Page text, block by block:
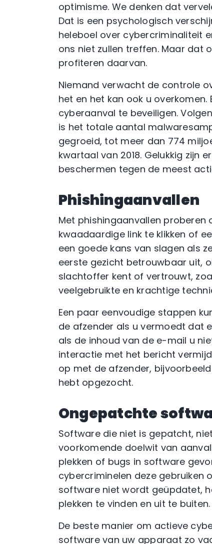
optimisme. We denken dat
Dat is een psychologisch
heleboel over cybercriminaliteit
ons niet zullen treffen. Maar dat
profiteren daarvan.
Niemand verwacht de controle
het en het kan ook u
cyberaanval te beveiligen.
is het totale aantal
gegroeid, tot meer dan 774
kwartaal van 2018. Gelukkig zijn
beschermen tegen de meest
Phishingaanvallen
Met phishingaanvallen proberen
kwaadaardige link te klikken of
een goede kans van slagen als
eerste gezicht betrouwbaar uit,
slachtoffer kent of vertrouwt,
veelgebruikte en krachtige
Een paar eenvoudige stappen
de afzender als u vermoedt dat
als de inhoud van de e-mail u
interactie met het bericht
op met de afzender,
hebt opgezocht.
Ongepatchte
Software die niet is gepatcht,
voorkomende doelwit van
plekken of bugs in software
cybercriminelen deze gebruiken
software niet wordt geüpdatet,
plekken te vinden en uit te buiten.
De beste manier om actieve
software van uw apparaat zo